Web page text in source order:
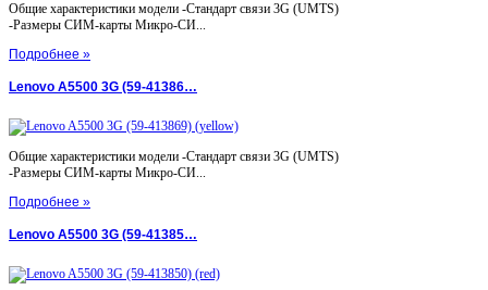
Общие характеристики модели -Стандарт связи 3G (UMTS)
-Размеры СИМ-карты Микро-СИ...
Подробнее »
Lenovo A5500 3G (59-41386…
Общие характеристики модели -Стандарт связи 3G (UMTS)
-Размеры СИМ-карты Микро-СИ...
Подробнее »
Lenovo A5500 3G (59-41385…